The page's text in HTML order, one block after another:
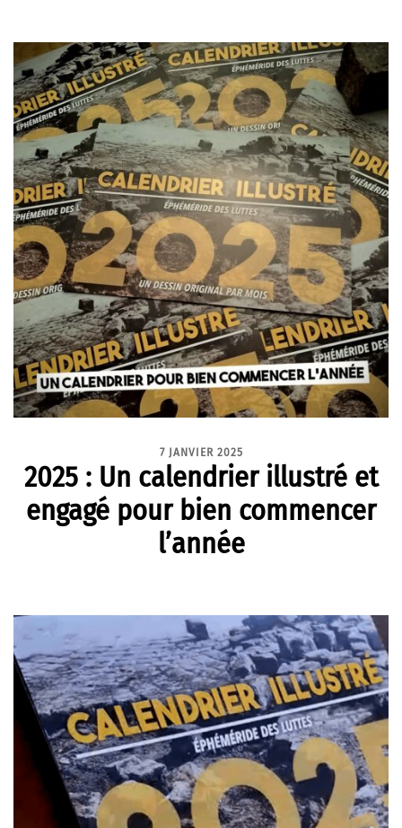
7 JANVIER 2025
2025 : Un calendrier illustré et
engagé pour bien commencer
l’année